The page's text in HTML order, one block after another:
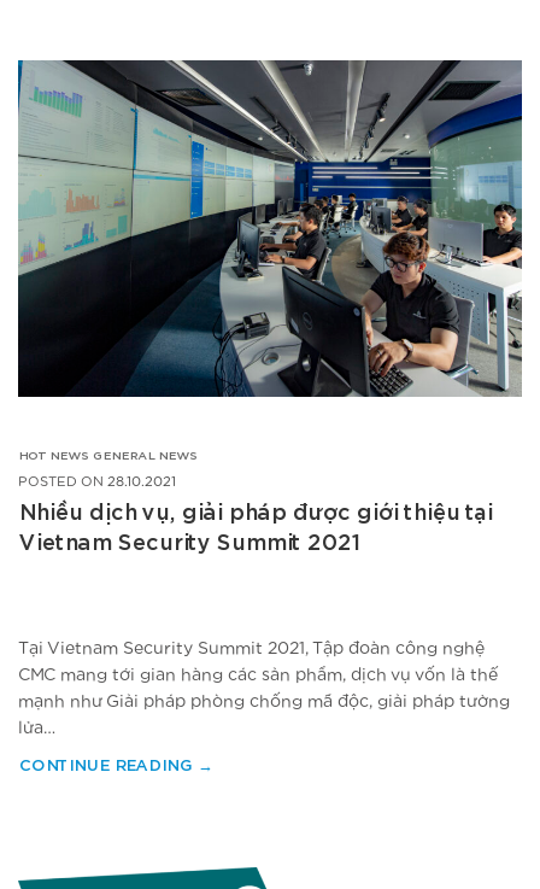
HOT NEWS GENERAL NEWS
POSTED ON 28.10.2021
Nhiều dịch vụ, giải pháp được giới thiệu tại
Vietnam Security Summit 2021
Tại Vietnam Security Summit 2021, Tập đoàn công nghệ
CMC mang tới gian hàng các sản phẩm, dịch vụ vốn là thế
mạnh như Giải pháp phòng chống mã độc, giải pháp tường
lửa…
CONTINUE READING →